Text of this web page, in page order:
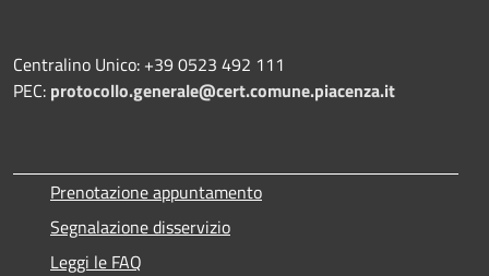
Centralino Unico: +39 0523 492 111
PEC: protocollo.generale@cert.comune.piacenza.it
Prenotazione appuntamento
Segnalazione disservizio
Leggi le FAQ